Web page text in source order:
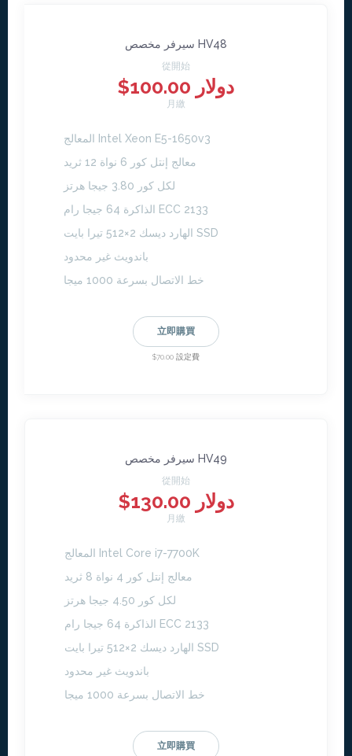
سيرفر مخصص HV48
從開始
$100.00 دولار
月繳
المعالج Intel Xeon E5-1650v3
معالج إنتل كور 6 نواة 12 ثريد
لكل كور 3.80 جيجا هرتز
الذاكرة 64 جيجا رام ECC 2133
الهارد ديسك 2×512 تيرا بايت SSD
باندويث غير محدود
خط الاتصال بسرعة 1000 ميجا
立即購買
$70.00 設定費
سيرفر مخصص HV49
從開始
$130.00 دولار
月繳
المعالج Intel Core i7-7700K
معالج إنتل كور 4 نواة 8 ثريد
لكل كور 4.50 جيجا هرتز
الذاكرة 64 جيجا رام ECC 2133
الهارد ديسك 2×512 تيرا بايت SSD
باندويث غير محدود
خط الاتصال بسرعة 1000 ميجا
立即購買